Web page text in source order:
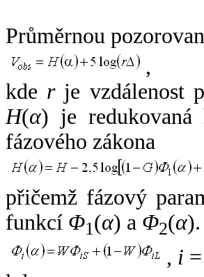
Průměrnou
,
kde rje vzdálenost
H(α) je redukovaná
fázového zákona
přičemž fázový
funkcí Φ1(α) a Φ2(α
, i